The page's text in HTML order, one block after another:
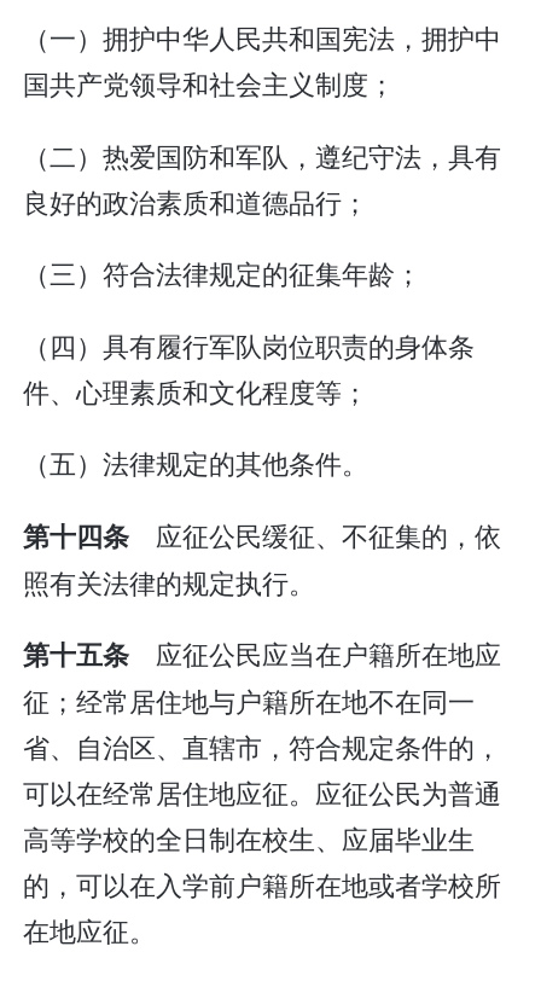
（一）拥护中华人民共和国宪法，拥护中
国共产党领导和社会主义制度；
（二）热爱国防和军队，遵纪守法，具有
良好的政治素质和道德品行；
（三）符合法律规定的征集年龄；
（四）具有履行军队岗位职责的身体条
件、心理素质和文化程度等；
（五）法律规定的其他条件。
第十四条 应征公民缓征、不征集的，依
照有关法律的规定执行。
第十五条 应征公民应当在户籍所在地应
征；经常居住地与户籍所在地不在同一
省、自治区、直辖市，符合规定条件的，
可以在经常居住地应征。应征公民为普通
高等学校的全日制在校生、应届毕业生
的，可以在入学前户籍所在地或者学校所
在地应征。